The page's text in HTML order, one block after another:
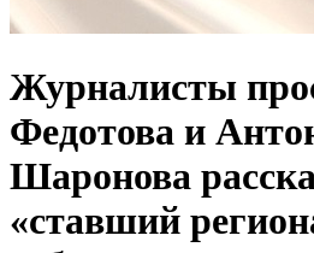
Журналисты
Федотова и
Шаронова
«ставший